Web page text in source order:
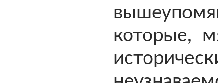
которые,